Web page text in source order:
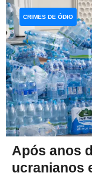
Após anos
ucranianos
CRIMES DE ÓDIO